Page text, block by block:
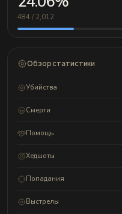
484 / 2,012
Обзор статистики
Убийства
Смерти
Помощь
Хедшоты
Попадания
Выстрелы